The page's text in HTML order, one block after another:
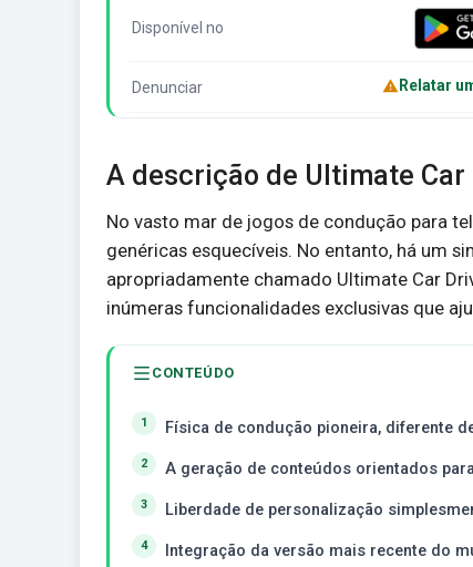
Disponível no
Denunciar Relatar
A descrição de Ultimate
No vasto mar de jogos de condução para
genéricas esquecíveis. No entanto, há um
apropriadamente chamado Ultimate Car
inúmeras funcionalidades exclusivas que
CONTEÚDO
Física de condução pioneira, diferente
A geração de conteúdos orientados
Liberdade de personalização
Integração da versão mais recente do